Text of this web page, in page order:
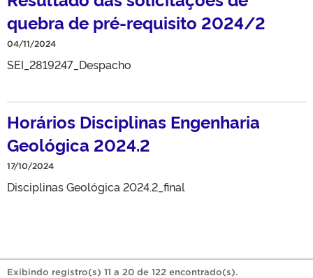
quebra de pré-requisito 2024/2
04/11/2024
SEI_2819247_Despacho
Horários Disciplinas Engenharia
Geológica 2024.2
17/10/2024
Disciplinas Geológica 2024.2_final
Exibindo registro(s) 11 a 20 de 122 encontrado(s).